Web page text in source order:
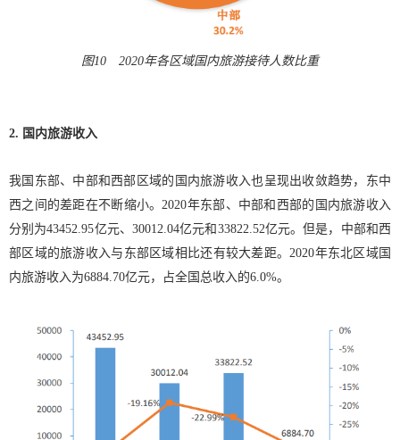
图10 2020年各区域国内旅游接待人数比重
2. 国内旅游收入
我国东部、中部和西部区域的国内旅游收入也呈现出收敛趋势，东中
西之间的差距在不断缩小。2020年东部、中部和西部的国内旅游收入
分别为43452.95亿元、30012.04亿元和33822.52亿元。但是，中部和西
部区域的旅游收入与东部区域相比还有较大差距。2020年东北区域国
内旅游收入为6884.70亿元，占全国总收入的6.0%。